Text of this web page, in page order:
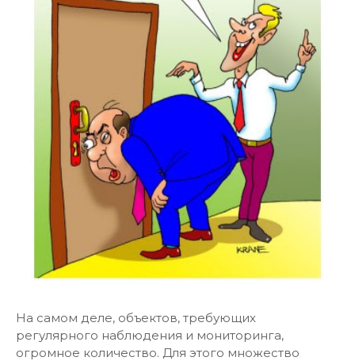
На самом деле, объектов, требующих
регулярного наблюдения и мониторинга,
огромное количество. Для этого множество